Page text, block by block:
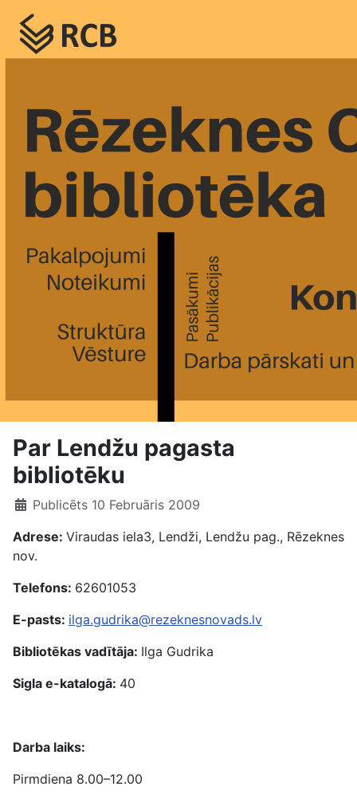
Par Lendžu pagasta
bibliotēku
Publicēts 10 Februāris 2009
Adrese: Viraudas iela3, Lendži, Lendžu pag., Rēzeknes
nov.
Telefons: 62601053
E-pasts: ilga.gudrika@rezeknesnovads.lv
Bibliotēkas vadītāja: Ilga Gudrika
Sigla e-katalogā: 40
Darba laiks:
Pirmdiena 8.00–12.00